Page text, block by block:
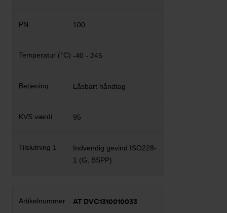
100
-40 - 245
Låsbart håndtag
95
Indvendig gevind ISO228-
1 (G, BSPP)
AT DVC1310010033